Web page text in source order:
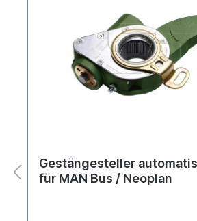
Gestängesteller
für MAN Bus / Neoplan